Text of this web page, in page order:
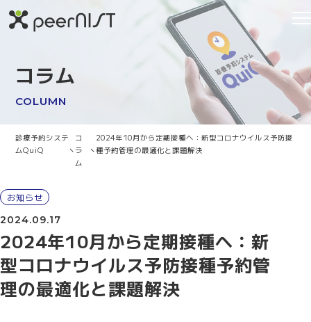
コラム
COLUMN
診療予約システ
ムQuiQ
コ
ラ
ム
2024年10月から定期接種へ：新型コロナウイルス予防接
種予約管理の最適化と課題解決
お知らせ
2024.09.17
2024年10月から定期接種へ：新
型コロナウイルス予防接種予約管
理の最適化と課題解決